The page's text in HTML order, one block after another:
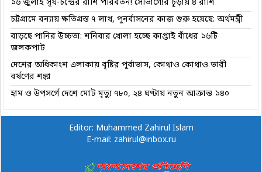
১৬ জুলাই সূর্য-চন্দ্রের রাশি পরিবর্তন! সৌভাগ্যের চূড়ায় ৪ রাশি
চট্টগ্রামে বন্যায় ক্ষতিগ্রস্ত ৭ লাখ, পুনর্বাসনের কাজ শুরু হয়েছে: অর্থমন্ত্রী
বাড়ছে পানির উচ্চতা: শনিবার খোলা হচ্ছে কাপ্তাই বাঁধের ১৬টি
জলকপাট
দেশের অধিকাংশ এলাকায় বৃষ্টির পূর্বাভাস, কোথাও কোথাও ভারী
বর্ষণের শঙ্কা
হাম ও উপসর্গে দেশে মোট মৃত্যু ৭৮০, ২৪ ঘণ্টায় নতুন আক্রান্ত ১৪০
Editor: Muhammed Zahirul Islam
E-mail: zahirul@inbox.ru